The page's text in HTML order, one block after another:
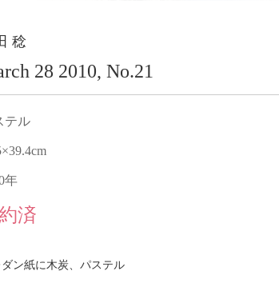
稔
28 2010, No.21
テル
年
済
ン紙に木炭、パステル